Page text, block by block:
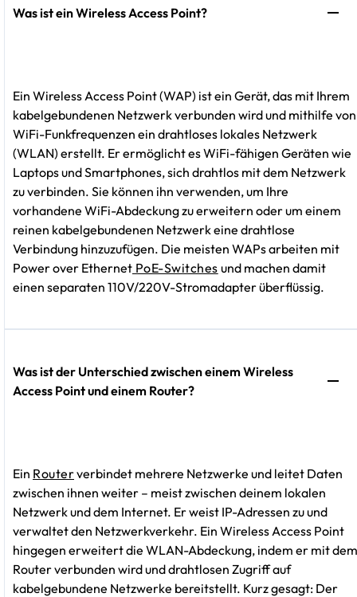
Was ist ein Wireless Access Point?
Ein Wireless Access Point (WAP) ist ein Gerät, das mit Ihrem
kabelgebundenen Netzwerk verbunden wird und mithilfe von
WiFi-Funkfrequenzen ein drahtloses lokales Netzwerk
(WLAN) erstellt. Er ermöglicht es WiFi-fähigen Geräten wie
Laptops und Smartphones, sich drahtlos mit dem Netzwerk
zu verbinden. Sie können ihn verwenden, um Ihre
vorhandene WiFi-Abdeckung zu erweitern oder um einem
reinen kabelgebundenen Netzwerk eine drahtlose
Verbindung hinzuzufügen. Die meisten WAPs arbeiten mit
Power over Ethernet PoE-Switches und machen damit
einen separaten 110V/220V-Stromadapter überflüssig.
Was ist der Unterschied zwischen einem Wireless
Access Point und einem Router?
Ein Routerverbindet mehrere Netzwerke und leitet Daten
zwischen ihnen weiter – meist zwischen deinem lokalen
Netzwerk und dem Internet. Er weist IP-Adressen zu und
verwaltet den Netzwerkverkehr. Ein Wireless Access Point
hingegen erweitert die WLAN-Abdeckung, indem er mit dem
Router verbunden wird und drahtlosen Zugriff auf
kabelgebundene Netzwerke bereitstellt. Kurz gesagt: Der